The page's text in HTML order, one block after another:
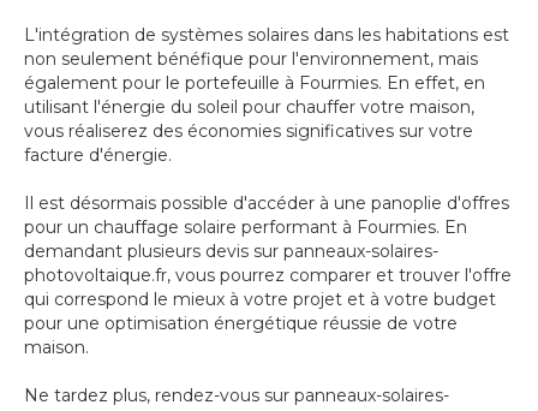
L'intégration de systèmes solaires dans les habitations est
non seulement bénéfique pour l'environnement, mais
également pour le portefeuille à Fourmies. En effet, en
utilisant l'énergie du soleil pour chauffer votre maison,
vous réaliserez des économies significatives sur votre
facture d'énergie.
Il est désormais possible d'accéder à une panoplie d'offres
pour un chauffage solaire performant à Fourmies. En
demandant plusieurs devis sur panneaux-solaires-
photovoltaique.fr, vous pourrez comparer et trouver l'offre
qui correspond le mieux à votre projet et à votre budget
pour une optimisation énergétique réussie de votre
maison.
Ne tardez plus, rendez-vous sur panneaux-solaires-